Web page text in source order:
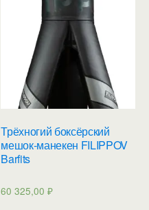
Трёхногий боксёрский
мешок-манекен FILIPPOV
Barfits
60 325,00₽